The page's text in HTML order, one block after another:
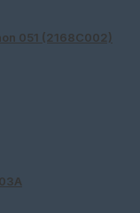
051 (2168C002)